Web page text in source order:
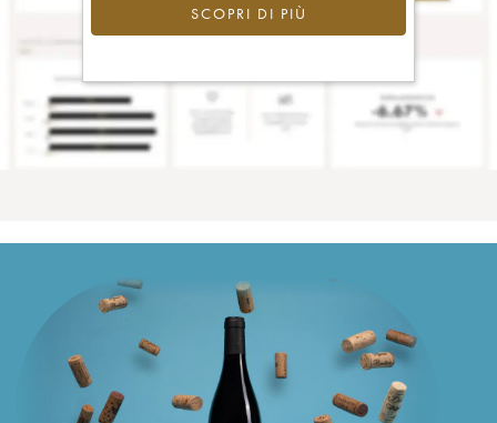
SCOPRI DI PIÙ